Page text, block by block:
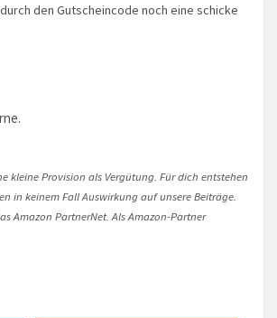
den Gutscheincode noch eine schicke
kleine Provision als Vergütung. Für dich entstehen
in keinem Fall Auswirkung auf unsere Beiträge.
Amazon PartnerNet. Als Amazon-Partner